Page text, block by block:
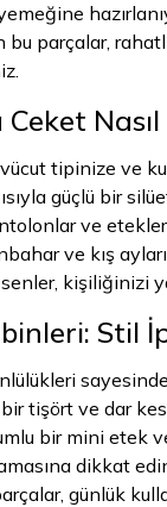
bu parçalar,
Nasıl
tipinize ve
güçlü bir
ve
ve kış
kişiliğinizi
Stil
tişört ve dar
bir mini etek
dikkat
günlük